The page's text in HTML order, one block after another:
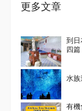
更多文章
到日
四篇
水族
有機